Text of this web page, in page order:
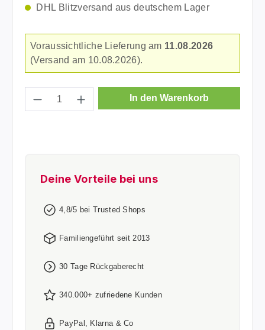
DHL Blitzversand aus deutschem Lager
Voraussichtliche Lieferung am 11.08.2026
(Versand am 10.08.2026).
Produkt Anzahl: Gib den gewünschten
In den Warenkorb
Deine Vorteile bei uns
4,8/5 bei Trusted Shops
Familiengeführt seit 2013
30 Tage Rückgaberecht
340.000+ zufriedene Kunden
PayPal, Klarna & Co